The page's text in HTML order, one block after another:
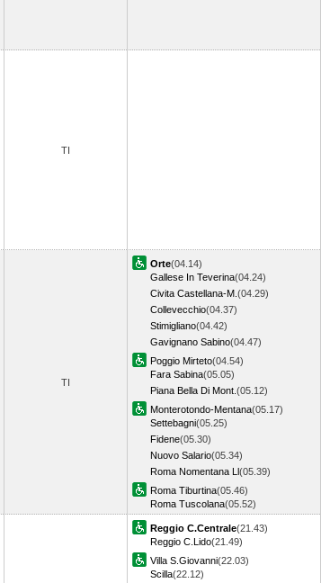
TI
TI
Orte(04.14)
Gallese In Teverina(04.24)
Civita Castellana-M. (04.29)
Collevecchio(04.37)
Stimigliano(04.42)
Gavignano Sabino(04.47)
Poggio Mirteto(04.54)
Fara Sabina(05.05)
Piana Bella Di Mont. (05.12)
Monterotondo-Mentana(05.17)
Settebagni(05.25)
Fidene(05.30)
Nuovo Salario(05.34)
Roma Nomentana Ll(05.39)
Roma Tiburtina(05.46)
Roma Tuscolana(05.52)
Reggio C.Centrale(21.43)
Reggio C.Lido(21.49)
Villa S.Giovanni(22.03)
Scilla(22.12)